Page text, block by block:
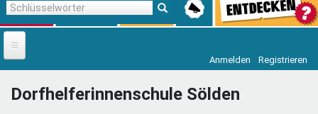
Startseite
News
Anmelden Registrieren
Dorfhelferinnenschule Sölden